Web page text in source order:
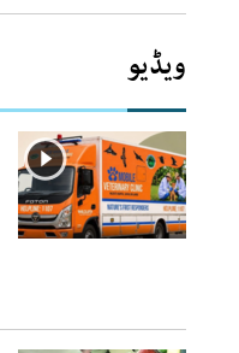
ویڈیو